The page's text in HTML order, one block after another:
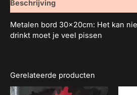
Beschrijving
Metalen bord 30x20cm: Het kan
drinkt moet je veel pissen
Gerelateerde producten